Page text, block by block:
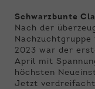
Schwarzbunte
Nach der
Nachzuchtgruppe
2023 war der
April mit
höchsten
Jetzt verdreifacht
Laufzeit 1
Zweck
Externe
Wir verwenden
Inhalte, um
anzubieten.